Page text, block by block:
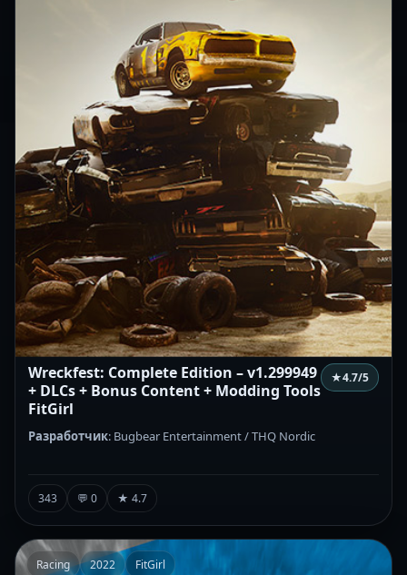
Wreckfest: Complete Edition – v1.299949
+ DLCs + Bonus Content + Modding Tools
FitGirl
★4.7/5
Разработчик: Bugbear Entertainment / THQ Nordic
343 💬 0 ★ 4.7
Racing 2022 FitGirl